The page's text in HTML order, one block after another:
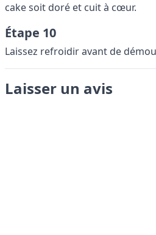
cake soit doré et cuit à cœur.
Étape 10
Laissez refroidir avant de
Laisser un avis